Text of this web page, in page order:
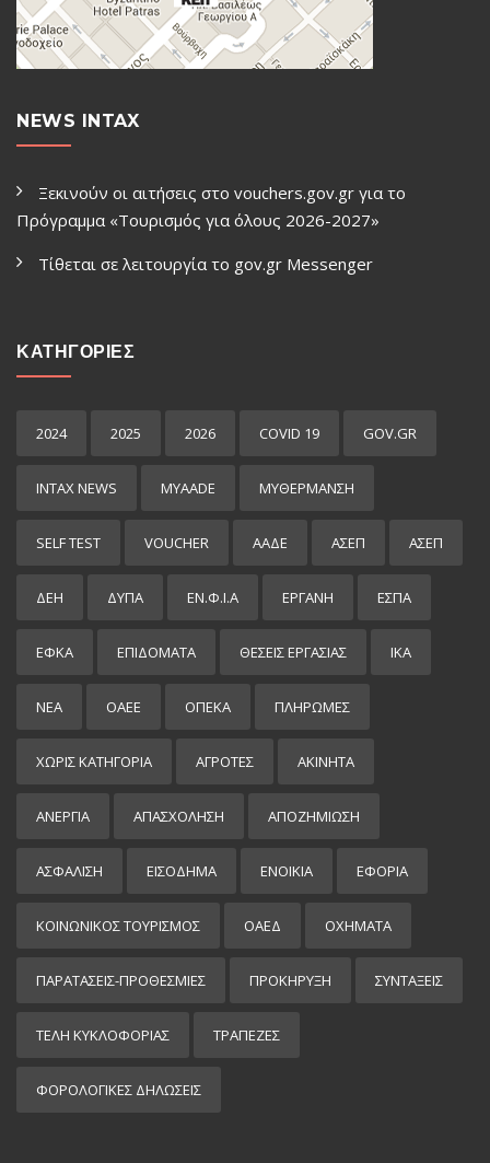
NEWS INTAX
Ξεκινούν οι αιτήσεις στο vouchers.gov.gr για το
Πρόγραμμα «Τουρισμός για όλους 2026-2027»
Τίθεται σε λειτουργία το gov.gr Μessenger
ΚΑΤΗΓΟΡΙΕΣ
2024 2025 2026 COVID 19 GOV.GR
INTAX NEWS MYAADE MYΘΈΡΜΑΝΣΗ
SELF TEST VOUCHER ΑΑΔΕ ΑΣΕΠ ΑΣΕΠ
ΔΕΗ ΔΥΠΑ ΕΝ.Φ.Ι.Α ΕΡΓΑΝΗ ΕΣΠΑ
ΕΦΚΑ ΕΠΙΔΌΜΑΤΑ ΘΕΣΕΙΣ ΕΡΓΑΣΙΑΣ ΙΚΑ
ΝΕΑ ΟΑΕΕ ΟΠΕΚΑ ΠΛΗΡΩΜΕΣ
ΧΩΡΊΣ ΚΑΤΗΓΟΡΊΑ ΑΓΡΟΤΕΣ ΑΚΙΝΗΤΑ
ΑΝΕΡΓΙΑ ΑΠΑΣΧΟΛΗΣΗ ΑΠΟΖΗΜΙΩΣΗ
ΑΣΦΑΛΙΣΗ ΕΙΣΌΔΗΜΑ ΕΝΟΙΚΙΑ ΕΦΟΡΙΑ
ΚΟΙΝΩΝΙΚΟΣ ΤΟΥΡΙΣΜΟΣ ΟΑΕΔ ΟΧΗΜΑΤΑ
ΠΑΡΑΤΑΣΕΙΣ-ΠΡΟΘΕΣΜΙΕΣ ΠΡΟΚΉΡΥΞΗ ΣΥΝΤΑΞΕΙΣ
ΤΕΛΗ ΚΥΚΛΟΦΟΡΙΑΣ ΤΡΑΠΕΖΕΣ
ΦΟΡΟΛΟΓΙΚΕΣ ΔΗΛΩΣΕΙΣ